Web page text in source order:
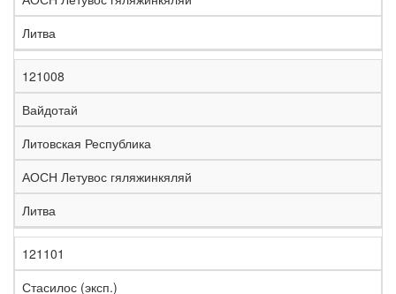
Литва
121008
Вайдотай
Литовская Республика
АОСН Летувос гяляжинкяляй
Литва
121101
Стасилос (эксп.)